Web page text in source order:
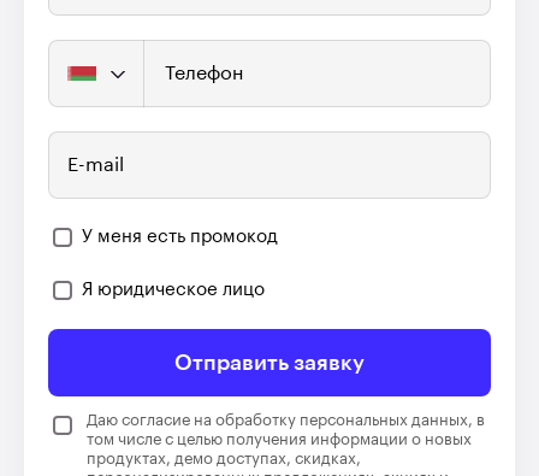
Телефон
E-mail
У меня есть промокод
Я юридическое лицо
Отправить заявку
Даю согласие на обработку персональных данных, в
том числе с целью получения информации о новых
продуктах, демо доступах, скидках,